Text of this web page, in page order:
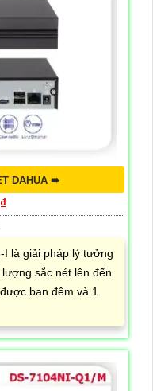
DAHUA ➠
I là giải pháp lý tưởng
sắc nét lên đến
ban đêm và 1